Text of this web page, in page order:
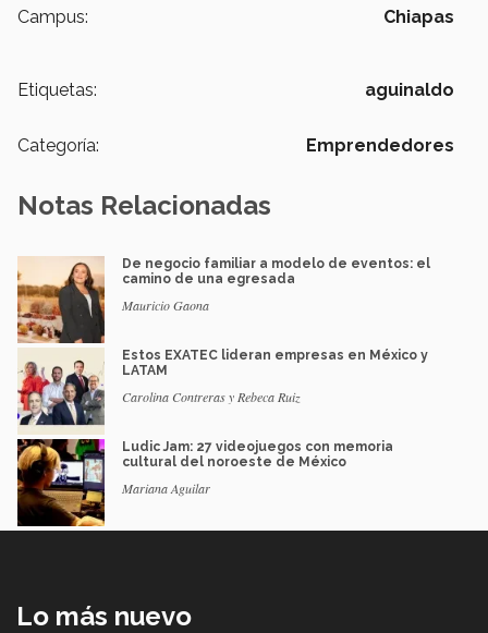
Campus: Chiapas
Etiquetas: aguinaldo
Categoría: Emprendedores
Notas Relacionadas
De negocio familiar a modelo de eventos: el
camino de una egresada
Mauricio Gaona
Estos EXATEC lideran empresas en México y
LATAM
Carolina Contreras y Rebeca Ruiz
Ludic Jam: 27 videojuegos con memoria
cultural del noroeste de México
Mariana Aguilar
Lo más nuevo